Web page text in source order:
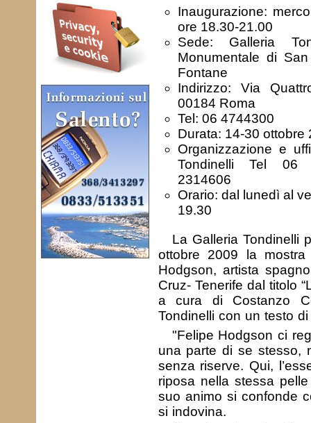
Inaugurazione:
ore 18.30-21.00
Sede: Galleria
Monumentale di
Fontane
Indirizzo: Via
00184 Roma
Tel: 06 4744300
Durata: 14-30 ottobre
Organizzazione e
Tondinelli Tel 06
2314606
Orario: dal lunedì al
19.30
La Galleria Tondinelli
ottobre 2009 la
Hodgson, artista
Cruz- Tenerife dal titolo
a cura di Costanzo
Tondinelli con un testo
"Felipe Hodgson ci
una parte di se stesso,
senza riserve. Qui,
riposa nella stessa
suo animo si confonde
si indovina.